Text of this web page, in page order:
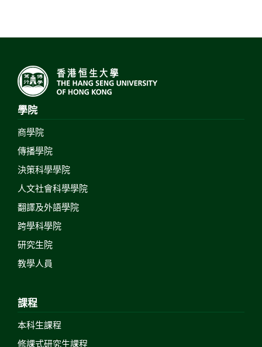
學院
商學院
傳播學院
決策科學學院
人文社會科學學院
翻譯及外語學院
跨學科學院
研究生院
教學人員
課程
本科生課程
修課式研究生課程